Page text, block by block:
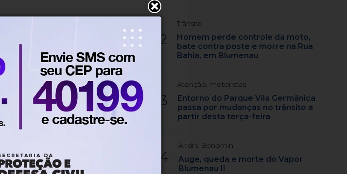
2
Trânsito
Homem perde controle da moto,
bate contra poste e morre na Rua
Bahia, em Blumenau
3
Atenção, motoristas
Entorno do Parque Vila Germânica
passa por mudanças no trânsito a
partir desta terça-feira
4
André Bonomini
Auge, queda e morte do Vapor
Blumenau II